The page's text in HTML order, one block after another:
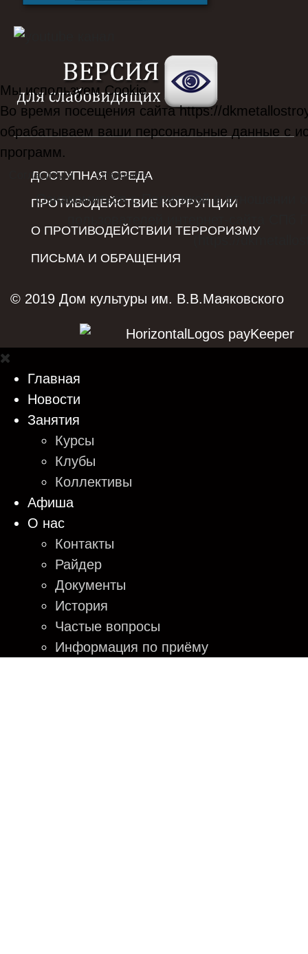
ДОСТУПНАЯ СРЕДА
ПРОТИВОДЕЙСТВИЕ КОРРУПЦИИ
О ПРОТИВОДЕЙСТВИИ ТЕРРОРИЗМУ
ПИСЬМА И ОБРАЩЕНИЯ
© 2019 Дом культуры им. В.В.Маяковского
Главная
Новости
Занятия
Курсы
Клубы
Коллективы
Афиша
О нас
Контакты
Райдер
Документы
История
Частые вопросы
Информация по приёму
Мы используем Cookie
Во время посещения сайта https://
обрабатываем ваши персональные данные с
программ.
Согласиться Отклонить
Ознакомиться с Политикой в отношении
(https://